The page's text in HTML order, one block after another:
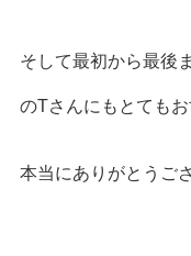
そして最初から最後
のTさんにもとても
本当にありがとうご